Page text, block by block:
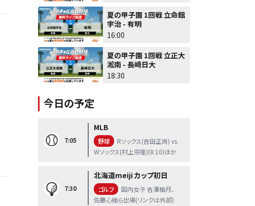
夏の甲子園 1回戦 立命館
宇治 - 有明
16:00
夏の甲子園 1回戦 立正大
淞南 - 長崎日大
18:30
今日の予定
7:05
MLB
野球
Rソックス(吉田正尚) vs.
Wソックス(村上宗隆)(8:10)ほか
7:30
北海道meiji カップ初日
ゴルフ
国内女子 吉澤柚月、
佐藤心結ら出場(リンクは外部)